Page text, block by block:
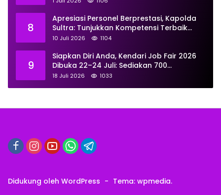
8
Apresiasi Personel Berprestasi, Kapolda
Sultra: Tunjukkan Kompetensi Terbaik
untuk Masyarakat
10 Juli 2026 1104
9
Siapkan Diri Anda, Kendari Job Fair 2026
Dibuka 22–24 Juli: Sediakan 700
Lowongan dari 30 Perusahaan
18 Juli 2026 1033
Didukung oleh WordPress - Tema: wpmedia.